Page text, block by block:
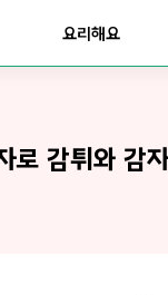
요리해요
로 감튀와 감